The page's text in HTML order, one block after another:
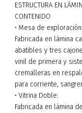
ESTRUCTURA EN
CONTENIDO
• Mesa de exploración:
Fabricada en lámina
abatibles y tres
vinil de primera y
cremalleras en
para corriente,
• Vitrina Doble:
Fabricada en lámina